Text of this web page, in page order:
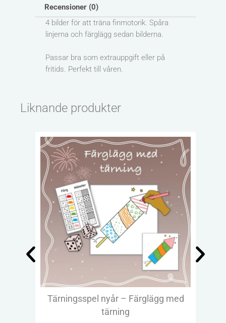
Recensioner (0)
4 bilder för att träna finmotorik. Spåra
linjerna och färglägg sedan bilderna.
Passar bra som extrauppgift eller på
fritids. Perfekt till våren.
Liknande produkter
Tärningsspel nyår – Färglägg med
tärning